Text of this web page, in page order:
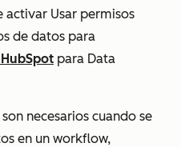
activar Usar permisos
de datos para
para Data
necesarios cuando se
en un workflow,